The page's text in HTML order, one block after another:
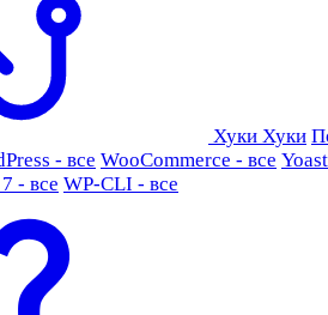
Хуки Хуки
- все WooCommerce - все
- все WP-CLI - все